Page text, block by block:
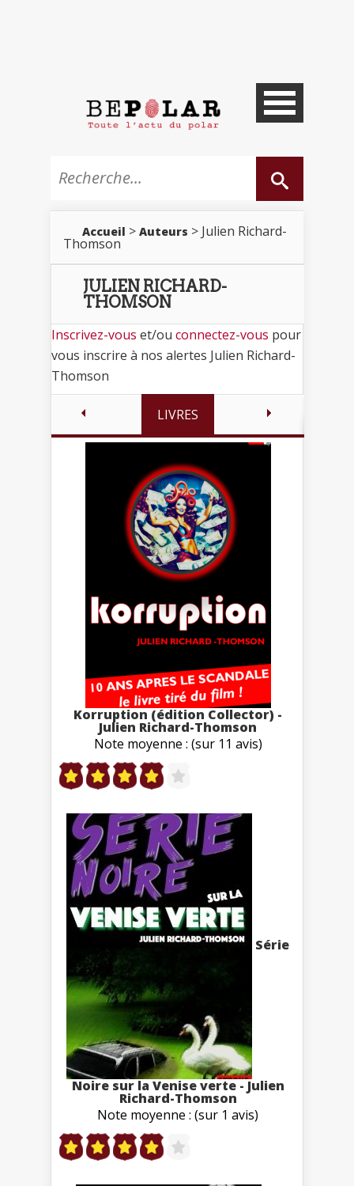
Accueil > Auteurs > Julien Richard-
Thomson
JULIEN RICHARD-
THOMSON
Inscrivez-vous et/ou connectez-vous pour
vous inscrire à nos alertes Julien Richard-
Thomson
LIVRES
Korruption (édition Collector) -
Julien Richard-Thomson
Note moyenne : (sur 11 avis)
Série
Noire sur la Venise verte - Julien
Richard-Thomson
Note moyenne : (sur 1 avis)